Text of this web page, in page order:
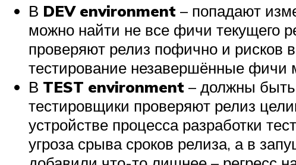
В DEV environment – попадают
можно найти не все фичи текущего
проверяют релиз пофично и рисков
тестирование незавершённые фичи
В TEST environment – должны
тестировщики проверяют релиз
устройстве процесса разработки
угроза срыва сроков релиза, а в